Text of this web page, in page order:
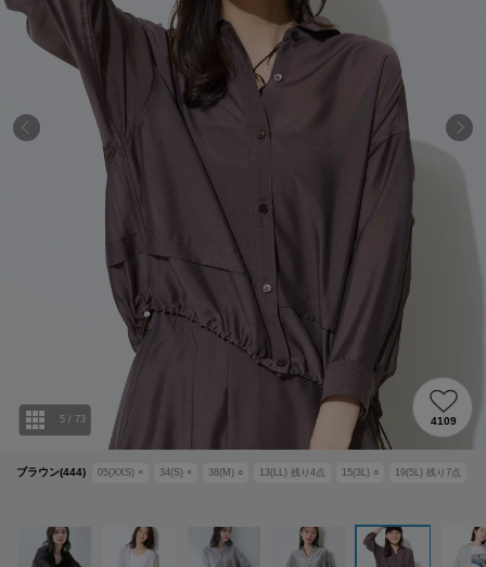
ブラウン(444) 05(XXS) × 34(S) × 38(M) ○ 13(LL) 残り 4点 15(3L) ○ 19(5L) 残り 7点
5 / 73 4109